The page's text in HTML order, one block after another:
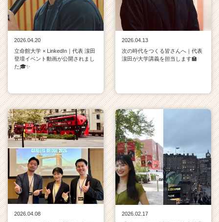
2026.04.20
立命館大学 × LinkedIn｜代表 濵田
登壇イベント動画が公開されまし
た🎓✨
2026.04.13
次の時代をつくる皆さんへ｜代表
濵田が大学講義を担当します🏫
2026.04.08
2026.02.17